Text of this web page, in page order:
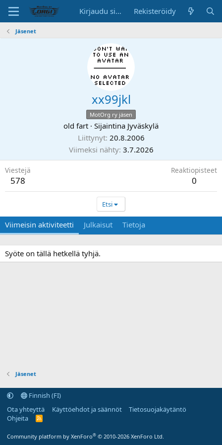
Kirjaudu sisään Rekisteröidy
Jäsenet
xx99jkl
MotOrg ry jäsen
old fart · Sijaintina Jyväskylä
Liittynyt 20.8.2006
Viimeksi nähty 3.7.2026
Viestejä
578
Reaktiopisteet
0
Etsi
Viimeisin aktiviteetti Julkaisut Tietoja
Syöte on tällä hetkellä tyhjä.
Jäsenet
Finnish (FI)
Ota yhteyttä
Käyttöehdot ja säännöt
Tietosuojakäytäntö
Ohjeita
R
Community platform by XenForo® © 2010-2026 XenForo Ltd.